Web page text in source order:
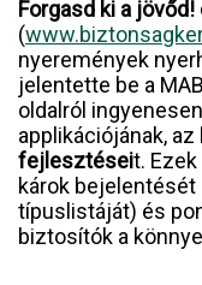
Forgasd ki a
(
nyeremények
jelentette be a
oldalról
applikációjának, az
fejlesztéseit.
károk
típuslistáját) és
biztosítók a